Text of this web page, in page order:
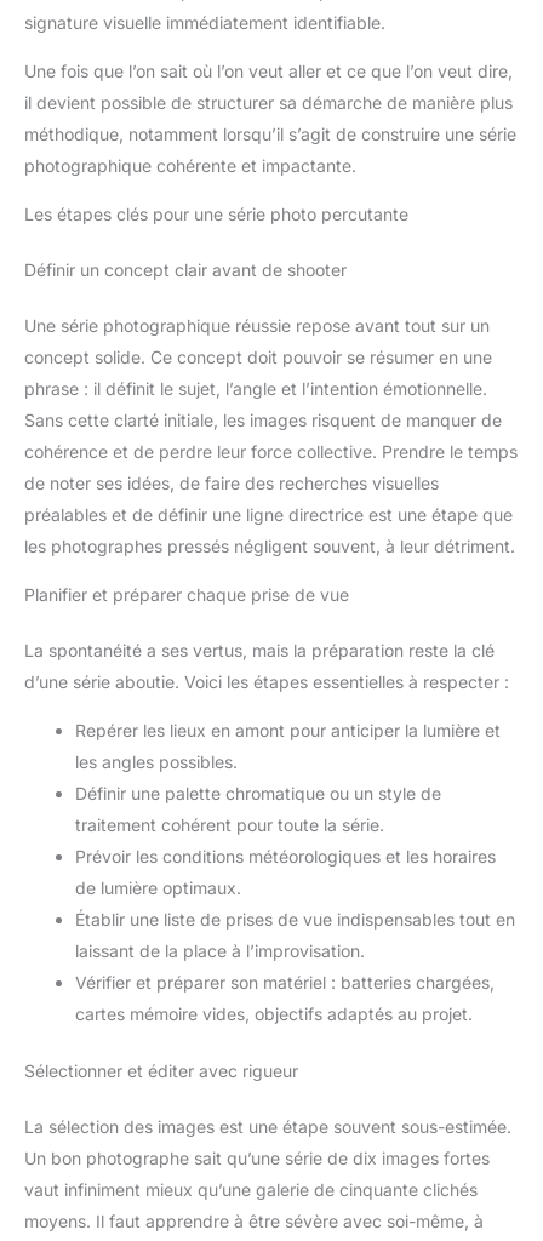
signature visuelle immédiatement identifiable.
Une fois que l’on sait où l’on veut aller et ce que l’on veut dire,
il devient possible de structurer sa démarche de manière plus
méthodique, notamment lorsqu’il s’agit de construire une série
photographique cohérente et impactante.
Les étapes clés pour une série photo percutante
Définir un concept clair avant de shooter
Une série photographique réussie repose avant tout sur un
concept solide. Ce concept doit pouvoir se résumer en une
phrase : il définit le sujet, l’angle et l’intention émotionnelle.
Sans cette clarté initiale, les images risquent de manquer de
cohérence et de perdre leur force collective. Prendre le temps
de noter ses idées, de faire des recherches visuelles
préalables et de définir une ligne directrice est une étape que
les photographes pressés négligent souvent, à leur détriment.
Planifier et préparer chaque prise de vue
La spontanéité a ses vertus, mais la préparation reste la clé
d’une série aboutie. Voici les étapes essentielles à respecter :
Repérer les lieux en amont pour anticiper la lumière et
les angles possibles.
Définir une palette chromatique ou un style de
traitement cohérent pour toute la série.
Prévoir les conditions météorologiques et les horaires
de lumière optimaux.
Établir une liste de prises de vue indispensables tout en
laissant de la place à l’improvisation.
Vérifier et préparer son matériel : batteries chargées,
cartes mémoire vides, objectifs adaptés au projet.
Sélectionner et éditer avec rigueur
La sélection des images est une étape souvent sous-estimée.
Un bon photographe sait qu’une série de dix images fortes
vaut infiniment mieux qu’une galerie de cinquante clichés
moyens. Il faut apprendre à être sévère avec soi-même, à